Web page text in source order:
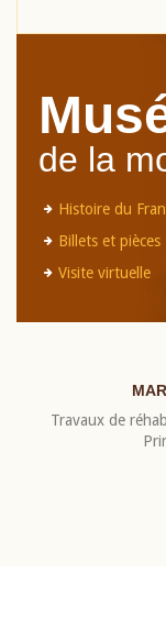
de la
Histoire du
Billets et pièces
Visite virtuelle
Travaux de